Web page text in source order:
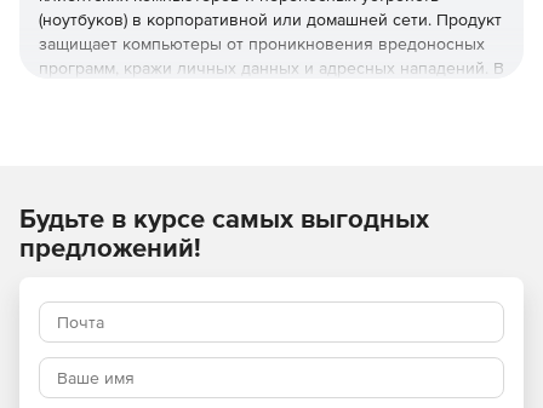
(ноутбуков) в корпоративной или домашней сети. Продукт
защищает компьютеры от проникновения вредоносных
программ, кражи личных данных и адресных нападений. В
Преимущества Dr.Web Desktop
Наличие сертификатов
Dr.Web Desktop Security Suite имеет сертификаты
соответствия ФСТЭК России и ФСБ. Это означает, что
Будьте в курсе самых выгодных
предложений!